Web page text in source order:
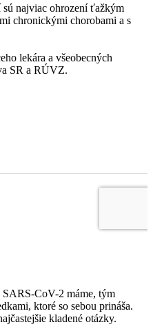
sú najviac ohrození ťažkým
chronickými chorobami a s
lekára a všeobecných
SR a RÚVZ.
CoV-2 máme, tým
ktoré so sebou prináša.
kladené otázky.